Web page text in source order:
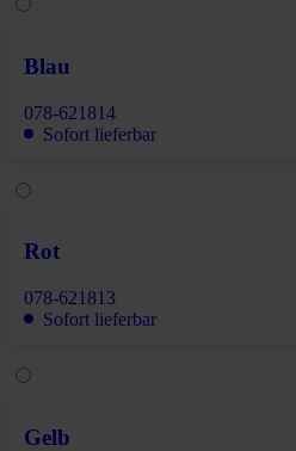
Blau
078-621814
Sofort lieferbar
Rot
078-621813
Sofort lieferbar
Gelb